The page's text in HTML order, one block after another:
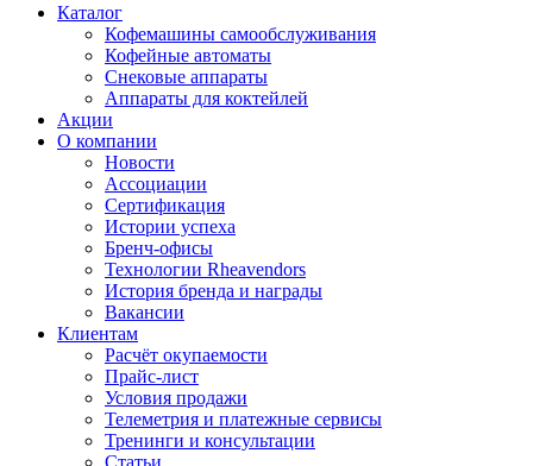
Каталог
Кофемашины самообслуживания
Кофейные автоматы
Снековые аппараты
Аппараты для коктейлей
Акции
О компании
Новости
Ассоциации
Сертификация
Истории успеха
Бренч-офисы
Технологии Rheavendors
История бренда и награды
Вакансии
Клиентам
Расчёт окупаемости
Прайс-лист
Условия продажи
Телеметрия и платежные сервисы
Тренинги и консультации
Статьи